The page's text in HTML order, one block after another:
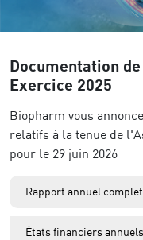
Documentation
Exercice 2025
Biopharm vous
relatifs à la tenue de
pour le 29 juin 2026
Rapport annuel
États financiers